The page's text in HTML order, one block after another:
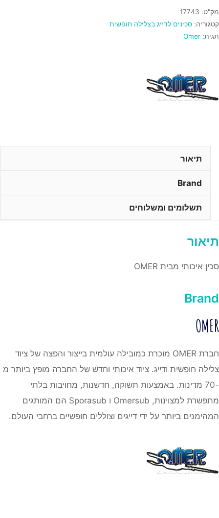
מק"ט: 17743
קטגוריה: סכינים לדייג בצלילה חופשית
תגית: Omer
תיאור
Brand
תשלומים ומשלוחים
תיאור
סכין איכותי מבית OMER
Brand
OMER
חברת OMER מוכרת כמובילה עולמית בייצור והפצה של ציוד
צלילה חופשית ודייג. ציוד איכותי וחדש של החברה מופץ ביותר מ
-70 מדינות. באמצעות תשוקה, חדשנות, מחויבות בלתי
מתפשרת למצוינות, Omersub ו Sporasub הם המותגים
המהימנים ביותר על ידי דייגים וצוללים חופשיים ברחבי העולם.